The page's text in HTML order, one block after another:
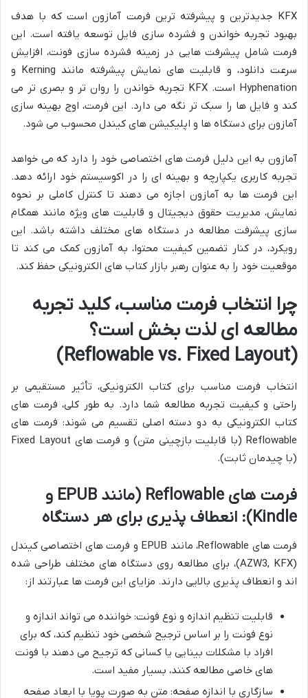
KFX جدیدترین و پیشرفته ترین فرمت آمازون است که با هدف
بهبود تجربه خواندن و فشرده سازی فایل توسعه یافته است. این
فرمت شامل پیشرفت هایی در زمینه فشرده سازی فونت، افزایش
سرعت دانلود، و قابلیت های نمایش پیشرفته مانند Kerning و
Hyphenation است. KFX تجربه خواندن را روان تر و بصری تر می
کند و فایل ها را سبک تر نگه می دارد. این فرمت، اوج بهینه سازی
آمازون برای دستگاه ها و اپلیکیشن های کیندل محسوب می شود.
آمازون به این دلیل فرمت های اختصاصی خود را دارد که می خواهد
تجربه کاربری یکپارچه و بهینه ای را در اکوسیستم خود ارائه دهد.
این فرمت ها به آمازون اجازه می دهند تا کنترل کاملی بر نحوه
نمایش، مدیریت حقوق دیجیتال و قابلیت های ویژه مانند همگام
سازی پیشرفت مطالعه در دستگاه های مختلف داشته باشد. این
رویکرد، در کنار تضمین کیفیت محتوا، به آمازون کمک می کند تا
موقعیت خود را به عنوان رهبر بازار کتاب های الکترونیکی حفظ کند.
چرا انتخاب فرمت مناسب، کلید تجربه
مطالعه ای لذت بخش است؟
(Reflowable vs. Fixed Layout)
انتخاب فرمت مناسب برای کتاب الکترونیکی، تأثیر مستقیمی بر
راحتی و کیفیت تجربه مطالعه شما دارد. به طور کلی، فرمت های
کتاب الکترونیکی به دو دسته اصلی تقسیم می شوند: فرمت های
Reflowable (با قابلیت بازچینی متن) و فرمت های Fixed Layout
(با چیدمان ثابت).
فرمت های Reflowable (مانند EPUB و
Kindle): انعطاف پذیری برای هر دستگاه
فرمت های Reflowable، مانند EPUB و فرمت های اختصاصی کیندل
(AZW3, KFX)، برای مطالعه روی دستگاه های مختلف طراحی شده
اند و انعطاف پذیری بالایی دارند. مزایای این فرمت ها عبارتند از:
قابلیت تنظیم اندازه و نوع فونت: خواننده می تواند اندازه و
نوع فونت را بر اساس ترجیح شخصی خود تنظیم کند، که برای
افراد با مشکلات بینایی یا کسانی که ترجیح می دهند با فونت
های خاصی مطالعه کنند، بسیار مفید است.
سازگاری با اندازه صفحه: متن به صورت پویا با ابعاد صفحه